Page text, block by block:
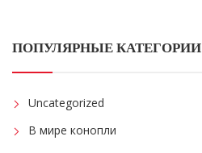
ПОПУЛЯРНЫЕ КАТЕГОРИИ
Uncategorized
В мире конопли